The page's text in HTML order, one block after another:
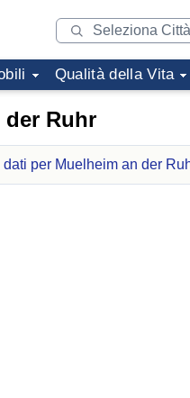
Qualità della Vita
der Ruhr
per Muelheim an der